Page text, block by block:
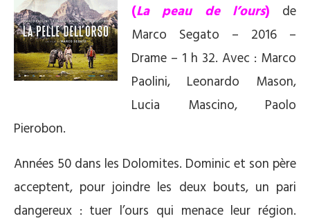
(La peau de l’ours)
de
Marco Segato – 2016 –
Drame – 1 h 32. Avec : Marco
Paolini, Leonardo Mason,
Lucia Mascino, Paolo
Pierobon.
Années 50 dans les Dolomites. Dominic et son père
acceptent, pour joindre les deux bouts, un pari
dangereux : tuer l’ours qui menace leur région.